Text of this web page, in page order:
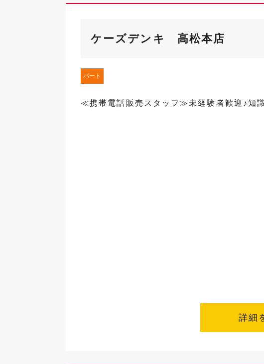
ケーズデンキ 高松本店
パート
≪携帯電話販売スタッフ≫未経験者歓迎♪知
詳細